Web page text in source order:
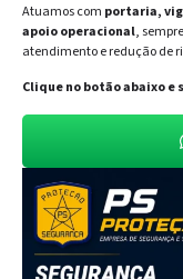
Atuamos com portaria,
apoio operacional,
atendimento e redução de
Clique no botão abaixo e